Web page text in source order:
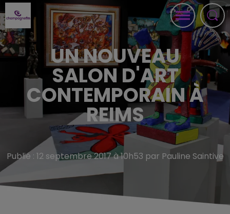
UN NOUVEAU
SALON D'ART
CONTEMPORAIN À
REIMS
Publié : 12 septembre 2017 à 10h53 par Pauline Saintive